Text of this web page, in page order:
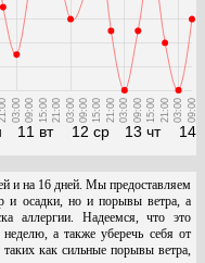
11 вт
03:00 09:00 15:00 21:00
12 ср
03:00 09:00 15:00 21:00
13 чт
03:00 09:00 15:00 21:00
14
03:00 09:00
и на 16 дней. Мы предоставляем
и осадки, но и порывы ветра, а
аллергии. Надеемся, что это
а также уберечь себя от
как сильные порывы ветра,